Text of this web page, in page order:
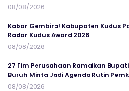
08/08/2026
Kabar Gembira! Kabupaten Kudus
Radar Kudus Award 2026
08/08/2026
27 Tim Perusahaan Ramaikan
Buruh Minta Jadi Agenda Rutin
08/08/2026